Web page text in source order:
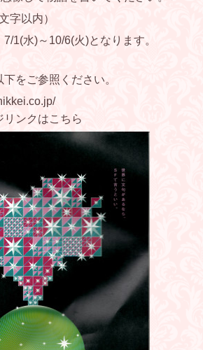
字以内）
1(水)～10/6(火)となります。
をご参照ください。
ンクはこちら